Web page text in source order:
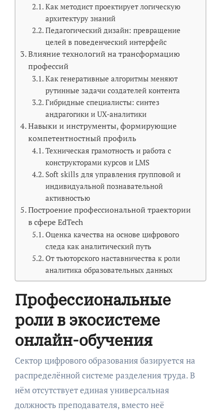
Как методист проектирует логическую
архитектуру знаний
Педагогический дизайн: превращение
целей в поведенческий интерфейс
Влияние технологий на трансформацию
профессий
Как генеративные алгоритмы меняют
рутинные задачи создателей контента
Гибридные специалисты: синтез
андрагогики и UX-аналитики
Навыки и инструменты, формирующие
компетентностный профиль
Техническая грамотность и работа с
конструкторами курсов и LMS
Soft skills для управления групповой и
индивидуальной познавательной
активностью
Построение профессиональной траектории
в сфере EdTech
Оценка качества на основе цифрового
следа как аналитический путь
От тьюторского наставничества к роли
аналитика образовательных данных
Профессиональные
роли в экосистеме
онлайн-обучения
Сектор цифрового образования базируется на
распределённой системе разделения труда. В
нём отсутствует единая универсальная
должность преподавателя, вместо неё